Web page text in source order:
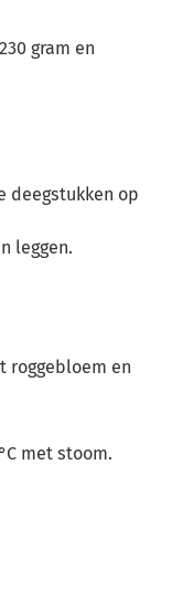
gram en
deegstukken op
leggen.
roggebloem en
met stoom.